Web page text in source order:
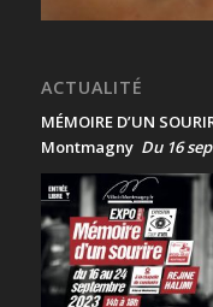
ACTUALITÉ
MÉMOIRE D’UN
Montmagny Du 16